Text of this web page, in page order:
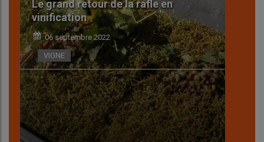
Le grand retour de la rafle en
vinification
06 septembre 2022
VIGNE